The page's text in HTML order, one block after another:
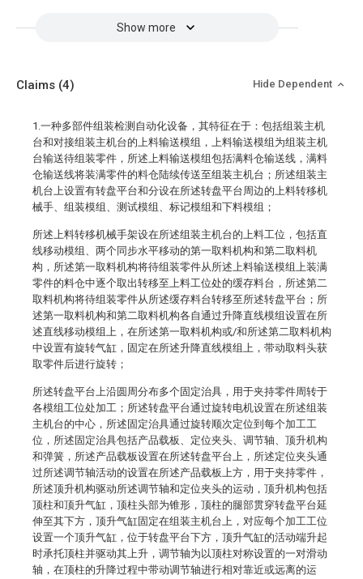
Show more
Claims (4) Hide Dependent
1.一种多部件组装检测自动化设备，其特征在于：包括组装主机
台和对接组装主机台的上料输送模组，上料输送模组为组装主机
台输送待组装零件，所述上料输送模组包括满料仓输送线，满料
仓输送线将装满零件的料仓陆续传送至组装主机台；所述组装主
机台上设置有转盘平台和分设在所述转盘平台周边的上料转移机
械手、组装模组、测试模组、标记模组和下料模组；
所述上料转移机械手架设在所述组装主机台的上料工位，包括直
线移动模组、两个同步水平移动的第一取料机构和第二取料机
构，所述第一取料机构将待组装零件从所述上料输送模组上装满
零件的料仓中逐个取出转移至上料工位处的缓存料台，所述第二
取料机构将待组装零件从所述缓存料台转移至所述转盘平台；所
述第一取料机构和第二取料机构各自通过升降直线模组设置在所
述直线移动模组上，在所述第一取料机构或/和所述第二取料机构
中设置有旋转气缸，固定在所述升降直线模组上，带动取料头获
取零件后进行旋转；
所述转盘平台上沿圆周分布多个固定治具，用于夹持零件周转于
各模组工位处加工；所述转盘平台通过旋转电机设置在所述组装
主机台的中心，所述固定治具通过旋转顺次定位到每个加工工
位，所述固定治具包括产品载板、定位夹头、调节轴、顶升机构
和弹簧，所述产品载板设置在所述转盘平台上，所述定位夹头通
过所述调节轴活动的设置在所述产品载板上方，用于夹持零件，
所述顶升机构驱动所述调节轴和定位夹头的运动，顶升机构包括
顶柱和顶升气缸，顶柱头部为锥形，顶柱的腿部贯穿转盘平台延
伸至其下方，顶升气缸固定在组装主机台上，对应每个加工工位
设置一个顶升气缸，位于转盘平台下方，顶升气缸的活动端升起
时承托顶柱并驱动其上升，调节轴为以顶柱对称设置的一对滑动
轴，在顶柱的升降过程中带动调节轴进行相对靠近或远离的运